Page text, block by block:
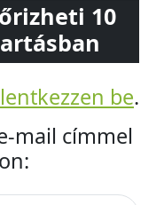
10
be.
mail címmel